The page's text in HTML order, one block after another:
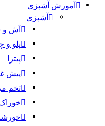
آموزش آشپزی
آشپزی
آش و
پلو و
پیتزا
پیش غذا
تخم
خوراک
خورشت